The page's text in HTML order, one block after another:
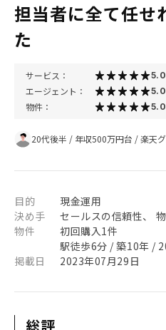
担当者に全て任せ
た
サービス： 5.0
エージェント： 5.0
物件： 5.0
20代後半 / 年収500万円台 /楽天
目的
現金運用
決め手
セールスの信頼性、
物件
初回購入1件
駅徒歩6分 / 築10年 /
掲載日
2023年07月29日
総評